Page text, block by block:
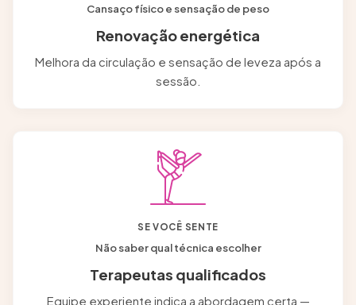
Cansaço físico e sensação de peso
Renovação energética
Melhora da circulação e sensação de leveza após a
sessão.
SE VOCÊ SENTE
Não saber qual técnica escolher
Terapeutas qualificados
Equipe experiente indica a abordagem certa —